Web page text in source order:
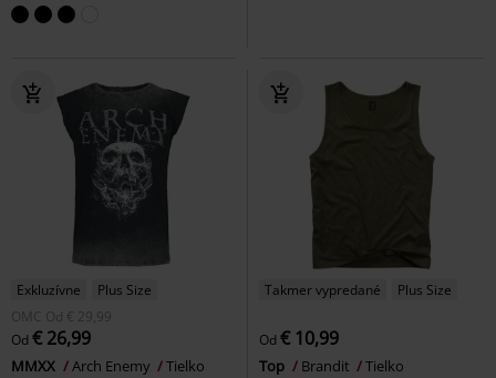
Exkluzívne
Plus Size
OMC Od € 29,99
Od € 26,99
MMXX Arch Enemy Tielko
Takmer vypredané Plus Size
Od € 10,99
Top Brandit Tielko